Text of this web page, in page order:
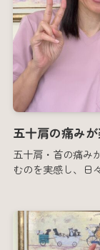
五十肩の痛み
五十肩・首の痛み
むのを実感し、日